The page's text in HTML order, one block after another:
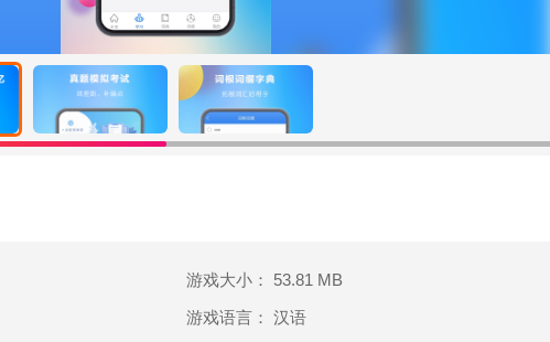
更快地记住这些单词。无论你是在参加考试还是仅仅需要更多的词汇
盖了小学、初中、高中、大学、考研、雅思托福等阶段所需的所有英
词，你可以随时随地检查你的单词水平。欢迎需要单词记忆的朋友下
省流量，随时查词。
游戏大小： 53.81 MB
游戏语言： 汉语